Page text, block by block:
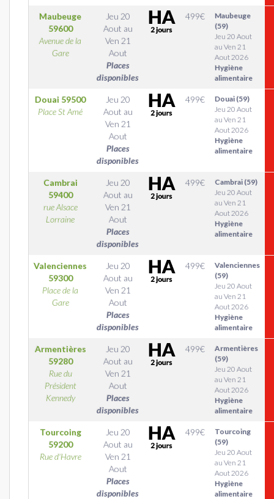
Maubeuge
59600
Avenue de la
Gare
Jeu 20
Aout au
Ven 21
Aout
Places
disponibles
499€
Maubeuge
(59)
Jeu 20 Aout
au Ven 21
Aout 2026
Hygiène
alimentaire
Douai 59500
Place St Amé
Jeu 20
Aout au
Ven 21
Aout
Places
disponibles
499€
Douai (59)
Jeu 20 Aout
au Ven 21
Aout 2026
Hygiène
alimentaire
Cambrai
59400
rue Alsace
Lorraine
Jeu 20
Aout au
Ven 21
Aout
Places
disponibles
499€
Cambrai (59)
Jeu 20 Aout
au Ven 21
Aout 2026
Hygiène
alimentaire
Valenciennes
59300
Place de la
Gare
Jeu 20
Aout au
Ven 21
Aout
Places
disponibles
499€
Valenciennes
(59)
Jeu 20 Aout
au Ven 21
Aout 2026
Hygiène
alimentaire
Armentières
59280
Rue du
Président
Kennedy
Jeu 20
Aout au
Ven 21
Aout
Places
disponibles
499€
Armentières
(59)
Jeu 20 Aout
au Ven 21
Aout 2026
Hygiène
alimentaire
Tourcoing
59200
Rue d'Havre
Jeu 20
Aout au
Ven 21
Aout
Places
disponibles
499€
Tourcoing
(59)
Jeu 20 Aout
au Ven 21
Aout 2026
Hygiène
alimentaire